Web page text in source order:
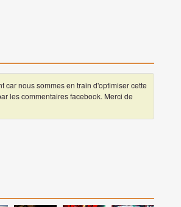
car nous sommes en train d'optimiser cette
les commentaires facebook. Merci de